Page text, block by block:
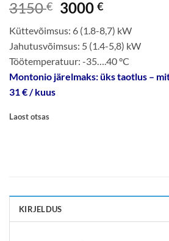
3150€ Algne
oli:
3150 €.
3000€Current
is:
3000 €.
Küttevõimsus: 6 (1.8-8,7) kW
Jahutusvõimsus: 5 (1.4-5,8) kW
Töötemperatuur: -35….40 °C
Montonio järelmaks: üks taotlus –
31 € / kuus
Laost otsas
KIRJELDUS